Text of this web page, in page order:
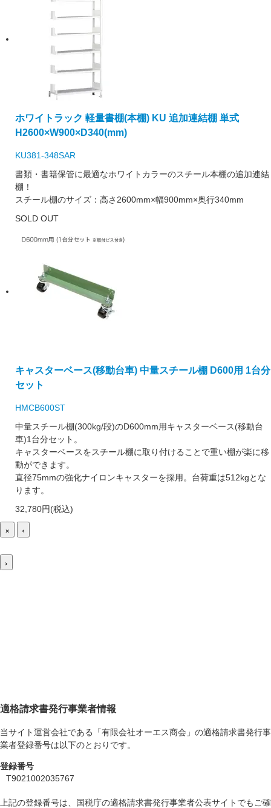
ホワイトラック 軽量書棚(本棚) KU 追加連結棚 単式
H2600×W900×D340(mm)
KU381-348SAR
書類・書籍保管に最適なホワイトカラーのスチール本棚の追加連結
棚！
スチール棚のサイズ：高さ2600mm×幅900mm×奥行340mm
SOLD OUT
キャスターベース(移動台車) 中量スチール棚 D600用 1台分
セット
HMCB600ST
中量スチール棚(300kg/段)のD600mm用キャスターベース(移動台
車)1台分セット。
キャスターベースをスチール棚に取り付けることで重い棚が楽に移
動ができます。
直径75mmの強化ナイロンキャスターを採用。台荷重は512kgとな
ります。
32,780円(税込)
× ‹
›
適格請求書発行事業者情報
当サイト運営会社である「有限会社オーエス商会」の適格請求書発行事
業者登録番号は以下のとおりです。
登録番号
T9021002035767
上記の登録番号は、国税庁の適格請求書発行事業者公表サイトでもご確